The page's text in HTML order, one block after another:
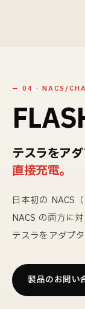
— 04 · NACS/
テスラをアダ
直接充電。
日本初の NACS
NACS の両方に
テスラをアダプ
製品のお問い